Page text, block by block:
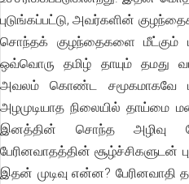
புடுங்கப்பட்டு, அவர்களின்
சொந்தக் குழந்தைகளை மீட்கும்
ஒவ்வொரு தமிழ் தாயும் தமது
அவலம் கொண்ட சமூகமாகவே
அழமுடியாத நிலையில் தாய்மை
இனத்தின் சொந்த அழிவு
பேரினவாதத்தின் சூழ்ச்சிகளுடன்
இதன் முடிவு என்ன?